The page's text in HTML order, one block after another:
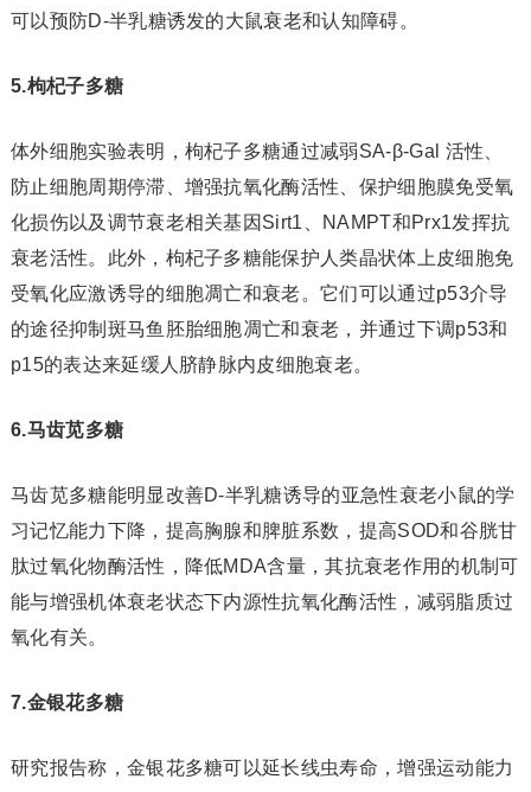
可以预防D-半乳糖诱发的大鼠衰老和认知障碍。
5.枸杞子多糖
体外细胞实验表明，枸杞子多糖通过减弱SA-β-Gal 活性、
防止细胞周期停滞、增强抗氧化酶活性、保护细胞膜免受氧
化损伤以及调节衰老相关基因Sirt1、NAMPT和Prx1发挥抗
衰老活性。此外，枸杞子多糖能保护人类晶状体上皮细胞免
受氧化应激诱导的细胞凋亡和衰老。它们可以通过p53介导
的途径抑制斑马鱼胚胎细胞凋亡和衰老，并通过下调p53和
p15的表达来延缓人脐静脉内皮细胞衰老。
6.马齿苋多糖
马齿苋多糖能明显改善D-半乳糖诱导的亚急性衰老小鼠的学
习记忆能力下降，提高胸腺和脾脏系数，提高SOD和谷胱甘
肽过氧化物酶活性，降低MDA含量，其抗衰老作用的机制可
能与增强机体衰老状态下内源性抗氧化酶活性，减弱脂质过
氧化有关。
7.金银花多糖
研究报告称，金银花多糖可以延长线虫寿命，增强运动能力